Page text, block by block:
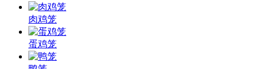
肉鸡笼
蛋鸡笼